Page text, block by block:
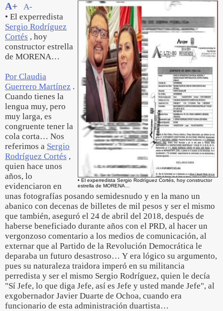
• El experredista Sergio Rodríguez Cortés, hoy constructor
estrella de MORENA…
A+
A-
• El experredista
Sergio Rodríguez
Cortés , hoy
constructor estrella
de MORENA…
Por Claudia
Guerrero Martínez .
Cuando tienes la
lengua muy, pero
muy larga, es
congruente tener la
cola corta… Nos
referimos a Sergio
Rodríguez Cortés ,
quien hace unos
años, lo
evidenciaron en
unas fotografías posando semidesnudo y en la mano un
abanico con decenas de billetes de mil pesos y ser el mismo
que también, aseguró el 24 de abril del 2018, después de
haberse beneficiado durante años con el PRD, al hacer un
vergonzoso comentario a los medios de comunicación, al
externar que al Partido de la Revolución Democrática le
deparaba un futuro desastroso… Y era lógico su argumento,
pues su naturaleza traidora imperó en su militancia
perredista y ser el mismo Sergio Rodríguez, quien le decía
"Sí Jefe, lo que diga Jefe, así es Jefe y usted mande Jefe", al
exgobernador Javier Duarte de Ochoa, cuando era
funcionario de esta administración duartista…